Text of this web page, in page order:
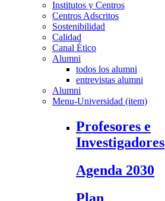
Institutos y Centros
Centros Adscritos
Sostenibilidad
Calidad
Canal Ético
Alumni
todos los alumni
entrevistas alumni
Alumni
Menu-Universidad (item)
Profesores e
Investigadores
Agenda 2030
Plan